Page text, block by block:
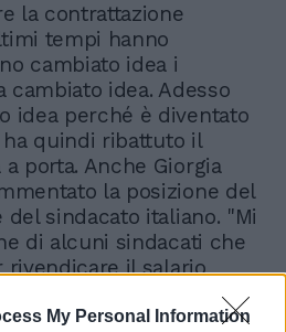
My Personal Information
la contrattazione
tempi hanno
cambiato idea i
cambiato idea. Adesso
idea perché è diventato
quindi ribattuto il
porta. Anche Giorgia
la posizione del
sindacato italiano. "Mi
di alcuni sindacati che
rivendicare il salario
vanno a trattare i contratti
anche contratti con